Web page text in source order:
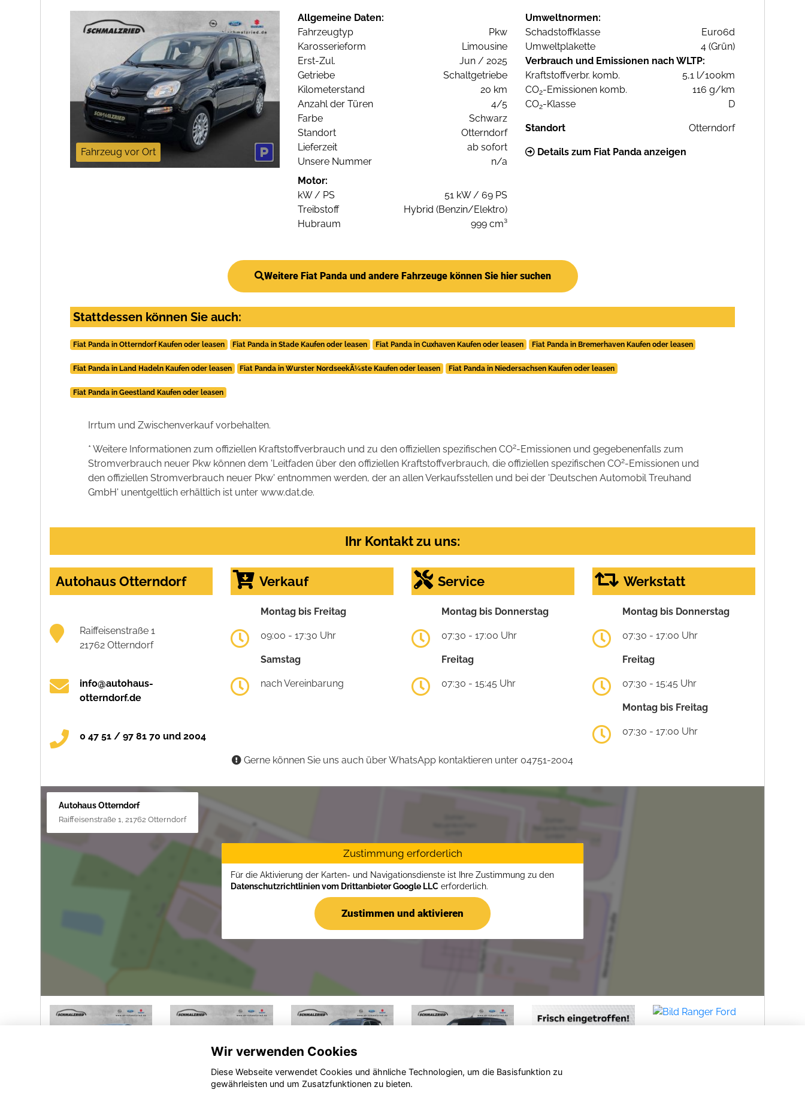
Fahrzeug vor Ort
Allgemeine Daten:
Fahrzeugtyp
Pkw
Karosserieform
Limousine
Erst-Zul.
Jun / 2025
Getriebe
Schaltgetriebe
Kilometerstand
20 km
Anzahl der Türen
4/5
Farbe
Schwarz
Standort
Otterndorf
Lieferzeit
ab sofort
Unsere Nummer
n/a
Motor:
kW / PS
51 kW / 69 PS
Treibstoff
Hybrid (Benzin/Elektro)
Hubraum
999 cm³
Umweltnormen:
Schadstoffklasse
Euro6d
Umweltplakette
4 (Grün)
Verbrauch und Emissionen nach WLTP:
Kraftstoffverbr. komb.
5,1 l/100km
CO2-Emissionen komb.
116 g/km
CO2-Klasse D
Standort Otterndorf
Details zum Fiat Panda anzeigen
Weitere Fiat Panda und andere Fahrzeuge können Sie hier suchen
Stattdessen können Sie auch:
Fiat Panda in Otterndorf Kaufen oder leasen Fiat Panda in Stade Kaufen oder leasen Fiat Panda in Cuxhaven Kaufen oder leasen Fiat Panda in Bremerhaven Kaufen oder leasen
Fiat Panda in Land Hadeln Kaufen oder leasen Fiat Panda in Wurster NordseekÃ¼ste Kaufen oder leasen Fiat Panda in Niedersachsen Kaufen oder leasen
Fiat Panda in Geestland Kaufen oder leasen
Irrtum und Zwischenverkauf vorbehalten.
* Weitere Informationen zum offiziellen Kraftstoffverbrauch und zu den offiziellen spezifischen CO2-Emissionen und gegebenenfalls zum
Stromverbrauch neuer Pkw können dem 'Leitfaden über den offiziellen Kraftstoffverbrauch, die offiziellen spezifischen CO2-Emissionen und
den offiziellen Stromverbrauch neuer Pkw' entnommen werden, der an allen Verkaufsstellen und bei der 'Deutschen Automobil Treuhand
GmbH' unentgeltlich erhältlich ist unter www.dat.de.
Ihr Kontakt zu uns:
Autohaus Otterndorf
Raiffeisenstraße 1
21762 Otterndorf
info@autohaus-
otterndorf.de
0 47 51 / 97 81 70 und 2004
Verkauf
Montag bis Freitag
09:00 - 17:30 Uhr
Samstag
nach Vereinbarung
Service
Montag bis Donnerstag
07:30 - 17:00 Uhr
Freitag
07:30 - 15:45 Uhr
Werkstatt
Montag bis Donnerstag
07:30 - 17:00 Uhr
Freitag
07:30 - 15:45 Uhr
Montag bis Freitag
07:30 - 17:00 Uhr
Gerne können Sie uns auch über WhatsApp kontaktieren unter 04751-2004
Autohaus Otterndorf
Raiffeisenstraße 1, 21762 Otterndorf
Zustimmung erforderlich
Für die Aktivierung der Karten- und Navigationsdienste ist Ihre Zustimmung zu den
Datenschutzrichtlinien vom Drittanbieter Google LLC erforderlich.
Zustimmen und aktivieren
Wir verwenden Cookies
Diese Webseite verwendet Cookies und ähnliche Technologien, um die Basisfunktion zu
gewährleisten und um Zusatzfunktionen zu bieten.